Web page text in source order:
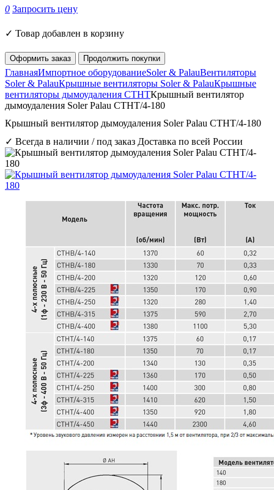
0 Запросить цену
✓ Товар добавлен в корзину
Оформить заказ Продолжить покупки
ГлавнаяИмпортное оборудованиеSoler & PalauВентиляторы
Soler & PalauКрышные вентиляторы Soler & PalauКрышные
вентиляторы дымоудаления CTHTКрышный вентилятор
дымоудаления Soler Palau CTHT/4-180
Крышный вентилятор дымоудаления Soler Palau CTHT/4-180
✓ Всегда в наличии / под заказ Доставка по всей России